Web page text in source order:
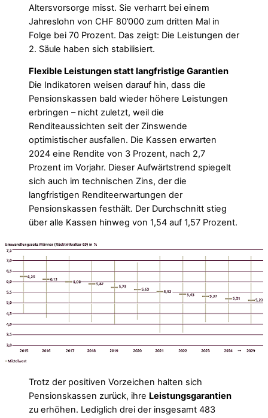
Altersvorsorge misst. Sie verharrt bei einem
Jahreslohn von CHF 80’000 zum dritten Mal in
Folge bei 70 Prozent. Das zeigt: Die Leistungen der
2. Säule haben sich stabilisiert.
Flexible Leistungen statt langfristige Garantien
Die Indikatoren weisen darauf hin, dass die
Pensionskassen bald wieder höhere Leistungen
erbringen – nicht zuletzt, weil die
Renditeaussichten seit der Zinswende
optimistischer ausfallen. Die Kassen erwarten
2024 eine Rendite von 3 Prozent, nach 2,7
Prozent im Vorjahr. Dieser Aufwärtstrend spiegelt
sich auch im technischen Zins, der die
langfristigen Renditeerwartungen der
Pensionskassen festhält. Der Durchschnitt stieg
über alle Kassen hinweg von 1,54 auf 1,57 Prozent.
Trotz der positiven Vorzeichen halten sich
Pensionskassen zurück, ihre Leistungsgarantien
zu erhöhen. Lediglich drei der insgesamt 483